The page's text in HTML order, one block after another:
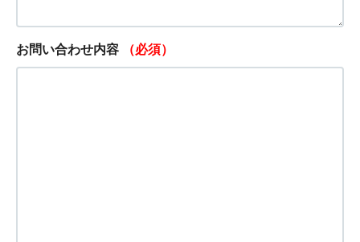
お問い合わせ内容 （必須）